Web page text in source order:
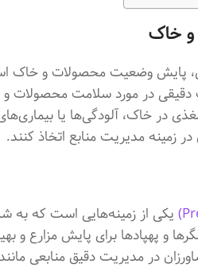
پایش وضعیت محصولات و خاک
دقیقی در مورد سلامت محصولات
در خاک، آلودگی‌ها یا
زمینه مدیریت منابع اتخاذ کنند.
یکی از زمینه‌هایی است که به
و پهپادها برای پایش مزارع
در مدیریت دقیق منابعی